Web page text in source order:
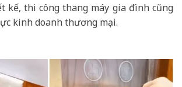
kế, thi công thang máy gia đình cũng
kinh doanh thương mại.